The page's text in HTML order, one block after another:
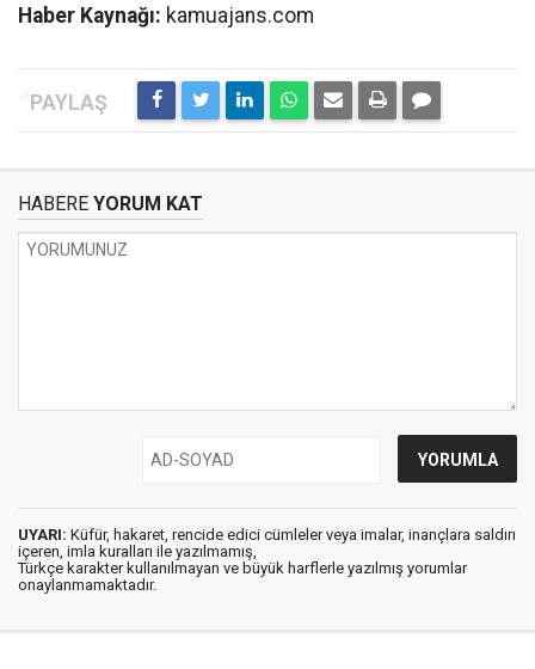
Haber Kaynağı: kamuajans.com
HABERE YORUM KAT
UYARI: Küfür, hakaret, rencide edici cümleler veya imalar, inançlara saldırı
içeren, imla kuralları ile yazılmamış,
Türkçe karakter kullanılmayan ve büyük harflerle yazılmış yorumlar
onaylanmamaktadır.